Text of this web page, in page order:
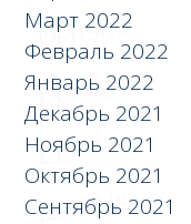
Март 2022
Февраль 2022
Январь 2022
Декабрь 2021
Ноябрь 2021
Октябрь 2021
Сентябрь 2021